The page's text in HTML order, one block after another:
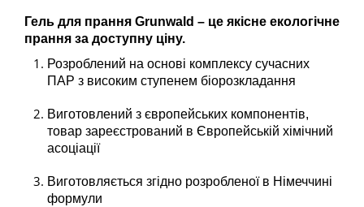
Гель для прання Grunwald – це якісне екологічне
прання за доступну ціну.
Розроблений на основі комплексу сучасних
ПАР з високим ступенем біорозкладання
Виготовлений з європейських компонентів,
товар зареєстрований в Європейській хімічний
асоціації
Виготовляється згідно розробленої в Німеччині
формули